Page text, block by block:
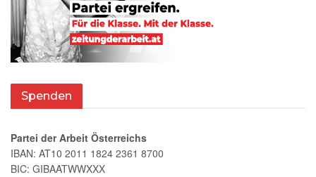
Spenden
Partei der Arbeit Österreichs
IBAN: AT10 2011 1824 2361 8700
BIC: GIBAATWWXXX